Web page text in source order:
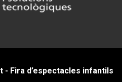
- Fira d’espectacles infantils